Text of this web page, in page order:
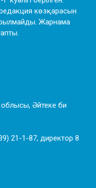
көзқарасын
Жарнама
Әйтеке би
21-1-87, директор 8